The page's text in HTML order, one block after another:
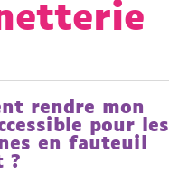
rendre mon
pour les
en fauteuil
?